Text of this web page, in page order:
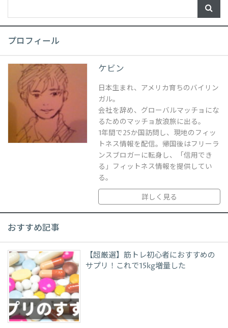
プロフィール
ケビン
日本生まれ、アメリカ育ちのバイリン
ガル。
会社を辞め、グローバルマッチョにな
るためのマッチョ放浪旅に出る。
1年間で25か国訪問し、現地のフィッ
トネス情報を配信。帰国後はフリーラ
ンスブロガーに転身し、「信用でき
る」フィットネス情報を提供してい
る。
詳しく見る
おすすめ記事
【超厳選】筋トレ初心者におすすめの
サプリ！これで15kg増量した